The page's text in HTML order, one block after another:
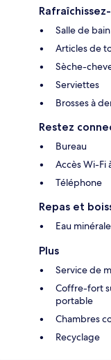
Salle de
Articles de
Sèche-
Serviettes
Brosses à
Restez
Bureau
Accès Wi-Fi
Téléphone
Repas et
Eau
Plus
Service de
Coffre-fort
portable
Chambres
Recyclage